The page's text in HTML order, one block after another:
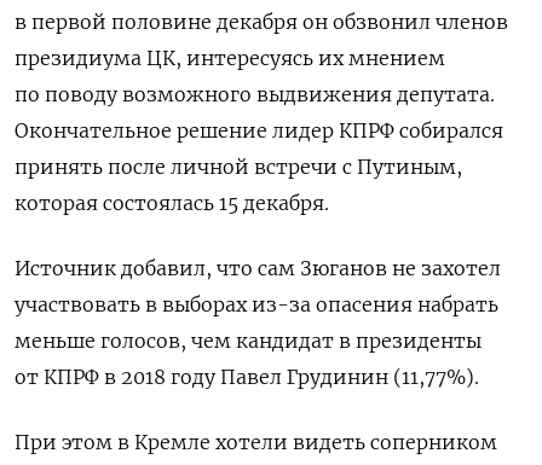
в первой половине декабря он обзвонил членов
президиума ЦК, интересуясь их мнением
по поводу возможного выдвижения депутата.
Окончательное решение лидер КПРФ собирался
принять после личной встречи с Путиным,
которая состоялась 15 декабря.
Источник добавил, что сам Зюганов не захотел
участвовать в выборах из-за опасения набрать
меньше голосов, чем кандидат в президенты
от КПРФ в 2018 году Павел Грудинин (11,77%).
При этом в Кремле хотели видеть соперником